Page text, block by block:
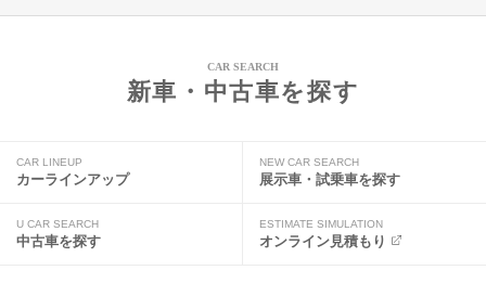
CAR SEARCH
新車・中古車を探す
CAR LINEUP
カーラインアップ
NEW CAR SEARCH
展示車・試乗車を探す
U CAR SEARCH
中古車を探す
ESTIMATE SIMULATION
オンライン見積もり